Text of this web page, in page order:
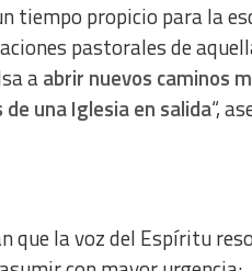
tiempo propicio para la
pastorales de
aabrir nuevos caminos
una Iglesia en salida“,
que la voz del Espíritu